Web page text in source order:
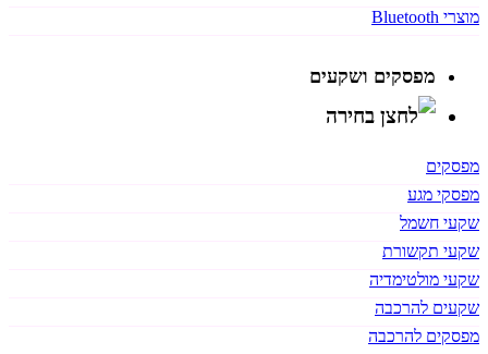
מוצרי Bluetooth
מפסקים ושקעים
מפסקים
מפסקי מגע
שקעי חשמל
שקעי תקשורת
שקעי מולטימדיה
שקעים להרכבה
מפסקים להרכבה